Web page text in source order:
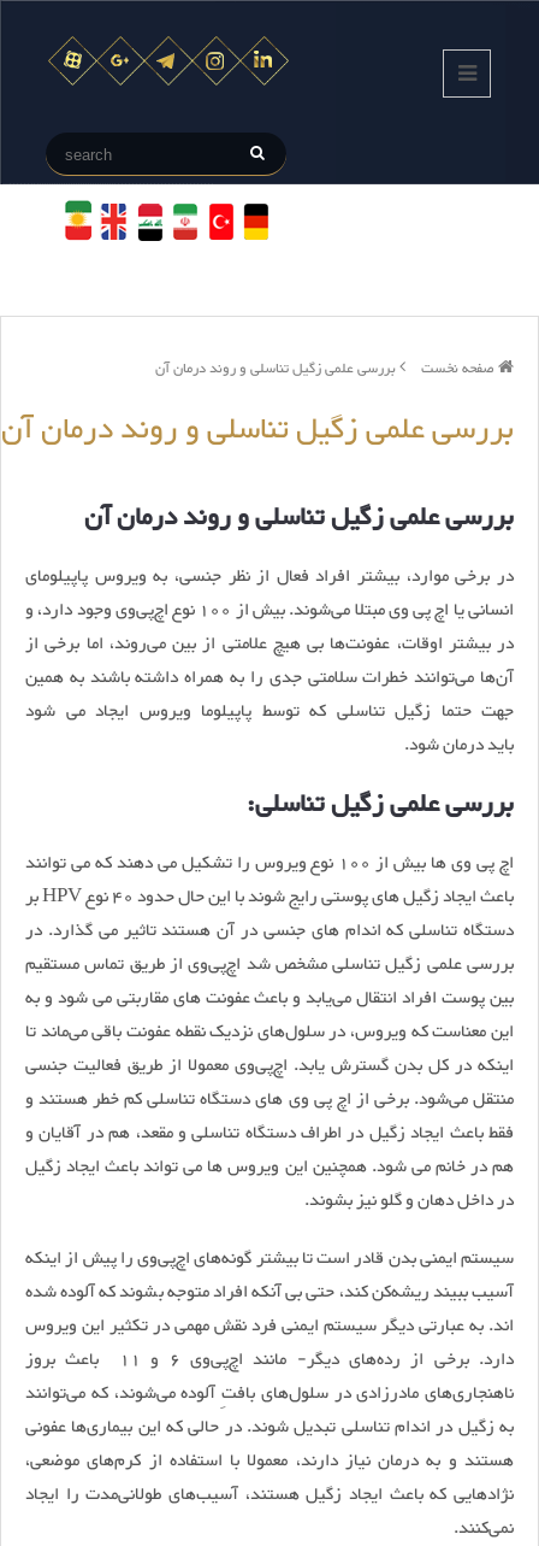
صفحه نخست بررسی علمی زگیل تناسلی و روند درمان آن
بررسی علمی زگیل تناسلی و روند درمان آن
بررسی علمی زگیل تناسلی و روند درمان آن
در برخی موارد، بیشتر افراد فعال از نظر جنسی، به ویروس پاپیلومای
انسانی یا اچ‌ پی‌ وی مبتلا می‌شوند. بیش از 100 نوع اچ‌پی‌وی وجود دارد، و
در بیشتر اوقات، عفونت‌ها بی هیچ علامتی از بین می‌روند، اما برخی از
آن‌ها می‌توانند خطرات سلامتی جدی را به همراه داشته باشند به همین
جهت حتما زگیل تناسلی که توسط پاپیلوما ویروس ایجاد می شود
باید درمان شود.
بررسی علمی زگیل تناسلی:
اچ پی وی ها بیش از 100 نوع ویروس را تشکیل می دهند که می توانند
باعث ایجاد زگیل های پوستی رایج شوند با این حال حدود 40 نوع HPV بر
دستگاه تناسلی که اندام های جنسی در آن هستند تاثیر می گذارد. در
بررسی علمی زگیل تناسلی مشخص شد اچ‌پی‌وی از طریق تماس مستقیم
بین پوست افراد انتقال می‌یابد و باعث عفونت های مقاربتی می شود و به
این معناست که ویروس، در سلول‌های نزدیک نقطه عفونت باقی می‌ماند تا
اینکه در کل بدن گسترش یابد. اچ‌پی‌وی معمولا از طریق فعالیت جنسی
منتقل می‌شود. برخی از اچ پی وی های دستگاه تناسلی کم خطر هستند و
فقط باعث ایجاد زگیل در اطراف دستگاه تناسلی و مقعد، هم در آقایان و
هم در خانم می شود. همچنین این ویروس ها می تواند باعث ایجاد زگیل
در داخل دهان و گلو نیز بشوند.
سیستم ایمنی بدن قادر است تا بیشتر گونه‌های اچ‌پی‌وی را پیش از اینکه
آسیب ببیند ریشه‌کن کند، حتی بی آنکه افراد متوجه بشوند که آلوده شده
اند. به عبارتی دیگر سیستم ایمنی فرد نقش مهمی در تکثیر این ویروس
دارد. برخی از رده‌های دیگر- مانند اچ‌پی‌وی 6 و 11 باعث بروز
ناهنجاری‌های مادرزادی در سلول‌های بافتِ آلوده می‌شوند، که می‌توانند
به زگیل در اندام تناسلی تبدیل شوند. در حالی که این بیماری‌ها عفونی
هستند و به درمان نیاز دارند، معمولا با استفاده از کرم‌های موضعی،
نژادهایی که باعث ایجاد زگیل هستند، آسیب‌های طولانی‌مدت را ایجاد
نمی‌کنند.